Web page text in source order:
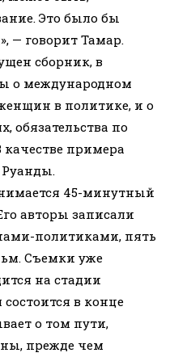
Это было бы
— говорит Тамар.
сборник, в
о международном
в политике, и о
обязательства по
примера
45-минутный
авторы записали
политиками, пять
Съемки уже
на стадии
в конце
о том пути,
прежде чем